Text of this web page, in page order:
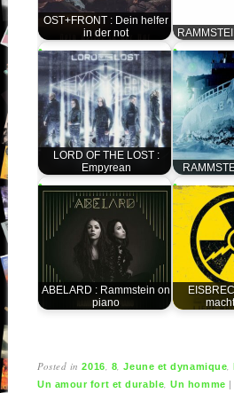
OST+FRONT : Dein helfer
in der not
LORD OF THE LOST :
Empyrean
ABELARD : Rammstein on
piano
Posted in2016 8 ,Jeune et dynamique ,
Un amour fort et durable ,Un homme